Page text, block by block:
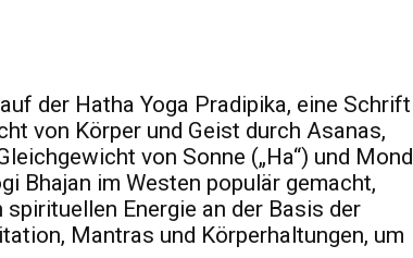
der Hatha Yoga Pradipika, eine Schrift
von Körper und Geist durch Asanas,
von Sonne („Ha“) und Mond
Bhajan im Westen populär gemacht,
Energie an der Basis der
Mantras und Körperhaltungen, um